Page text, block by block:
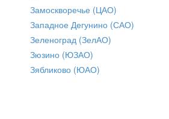
Замоскворечье (ЦАО)
Западное Дегунино (САО)
Зеленоград (ЗелАО)
Зюзино (ЮЗАО)
Зябликово (ЮАО)